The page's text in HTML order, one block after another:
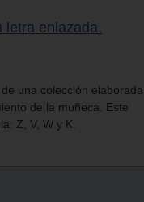
letra enlazada.
una colección elaborada
de la muñeca. Este
Z, V, W y K.